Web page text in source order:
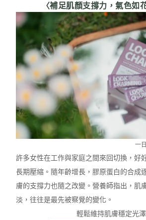
〈補足肌顏支撐力，氣色如
一
許多女性在工作與家庭之間來回切換，好
長期壓縮。隨年齡增長，膠原蛋白的合成
膚的支撐力也隨之改變。營養師指出，肌
淡，往往是最先被察覺的變化。
輕鬆維持肌膚穩定光澤